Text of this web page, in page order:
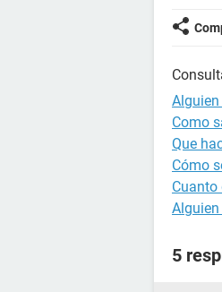
Como
Que
Cómo
Cuanto
5